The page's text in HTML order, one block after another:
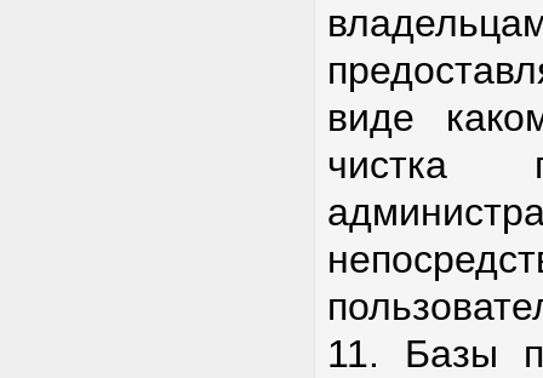
виде
чистка
11. Базы